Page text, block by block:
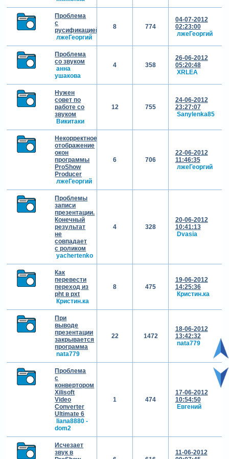
Проблема
с
русификацией
лжеГеоргий
8 774
04-07-2012
02:23:00
лжеГеоргий
Проблема
со звуком
анна
ушакова
4 358
26-06-2012
05:20:48
XRLEA
Нужен
совет по
работе со
звуком
Викитаки
12 755
24-06-2012
23:27:07
Sanylenka85
Некорректное
отображение
окон
программы
ProShow
Producer
лжеГеоргий
6 706
22-06-2012
11:46:35
лжеГеоргий
Проблемы
записи
презентации.
Конечный
результат
не
совпадает
с роликом
yachertenko
4 328
20-06-2012
10:41:13
Dvasia
Как
перевести
переход из
pht в pxt
Кристин.ка
8 475
19-06-2012
14:25:36
Кристин.ка
При
выводе
презентации
закрывается
программа
nata779
22 1472
18-06-2012
13:42:32
nata779
Проблема
с
конвертором
Xilisoft
Video
Converter
Ultimate 6
liana8880 -
dom2
1 474
17-06-2012
10:54:50
Евгений
Исчезает
звук в
11-06-2012